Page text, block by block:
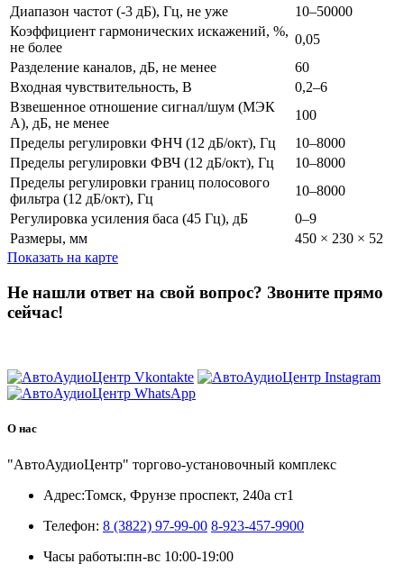
Диапазон частот (-3 дБ), Гц, не уже
10–50000
Коэффициент гармонических искажений, %,
не более
0,05
Разделение каналов, дБ, не менее
60
Входная чувствительность, В
0,2–6
Взвешенное отношение сигнал/шум (МЭК
А), дБ, не менее
100
Пределы регулировки ФНЧ (12 дБ/окт), Гц
10–8000
Пределы регулировки ФВЧ (12 дБ/окт), Гц
10–8000
Пределы регулировки границ полосового
фильтра (12 дБ/окт), Гц
10–8000
Регулировка усиления баса (45 Гц), дБ
0–9
Размеры, мм
450 × 230 × 52
Показать на карте
Не нашли ответ на свой вопрос? Звоните прямо
сейчас!
О нас
"АвтоАудиоЦентр" торгово-установочный комплекс
Адрес:Томск, Фрунзе проспект, 240а ст1
Телефон: 8 (3822) 97-99-00 8-923-457-9900
Часы работы:пн-вс 10:00-19:00